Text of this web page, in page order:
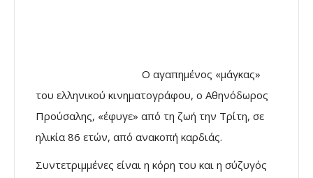
Ο αγαπημένος «μάγκας»
του ελληνικού κινηματογράφου, ο Αθηνόδωρος
Προύσαλης, «έφυγε» από τη ζωή την Τρίτη, σε
ηλικία 86 ετών, από ανακοπή καρδιάς.
Συντετριμμένες είναι η κόρη του και η σύζυγός